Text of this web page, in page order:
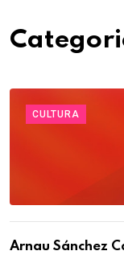
CULTURA
Arnau Sánchez